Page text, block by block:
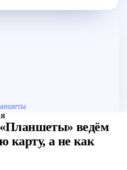
Планшеты» ведём
карту, а не как